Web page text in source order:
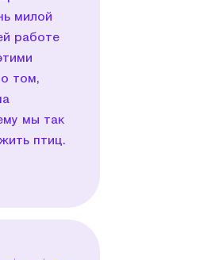
милой
работе
том,
мы так
птиц.